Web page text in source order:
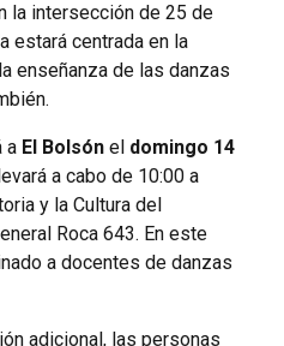
la intersección de 25 de
estará centrada en la
enseñanza de las danzas
a El Bolsón el domingo 14
a cabo de 10:00 a
y la Cultura del
Roca 643. En este
a docentes de danzas
adicional, las personas